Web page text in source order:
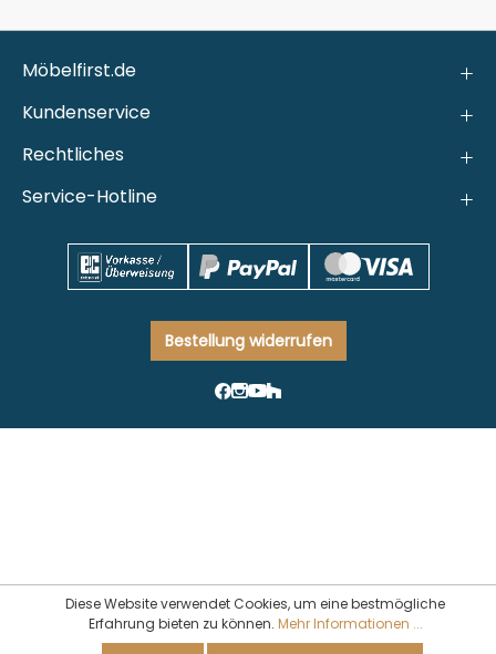
Möbelfirst.de
Kundenservice
Rechtliches
Service-Hotline
Bestellung widerrufen
Diese Website verwendet Cookies, um eine bestmögliche
Erfahrung bieten zu können. Mehr Informationen ...